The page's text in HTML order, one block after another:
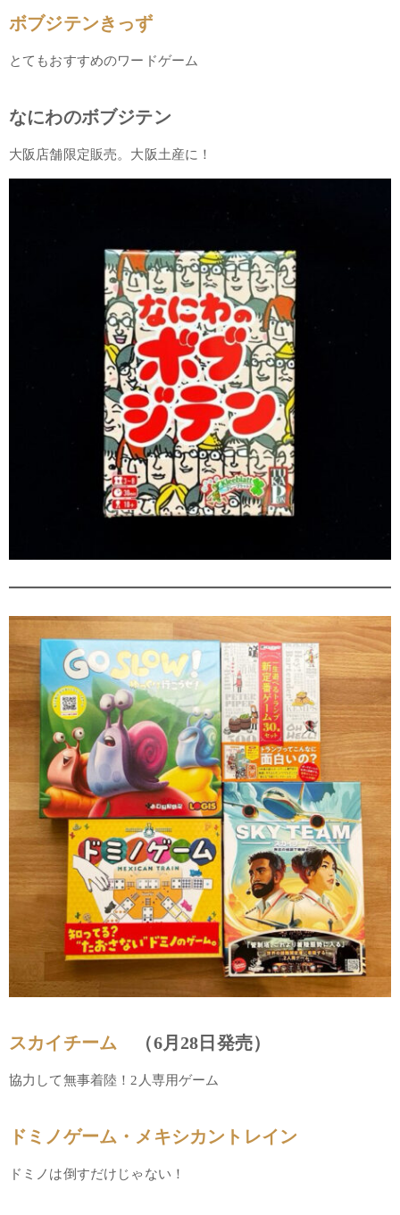
ボブジテンきっず
とてもおすすめのワードゲーム
なにわのボブジテン
大阪店舗限定販売。大阪土産に！
スカイチーム （6月28日発売）
協力して無事着陸！2人専用ゲーム
ドミノゲーム・メキシカントレイン
ドミノは倒すだけじゃない！